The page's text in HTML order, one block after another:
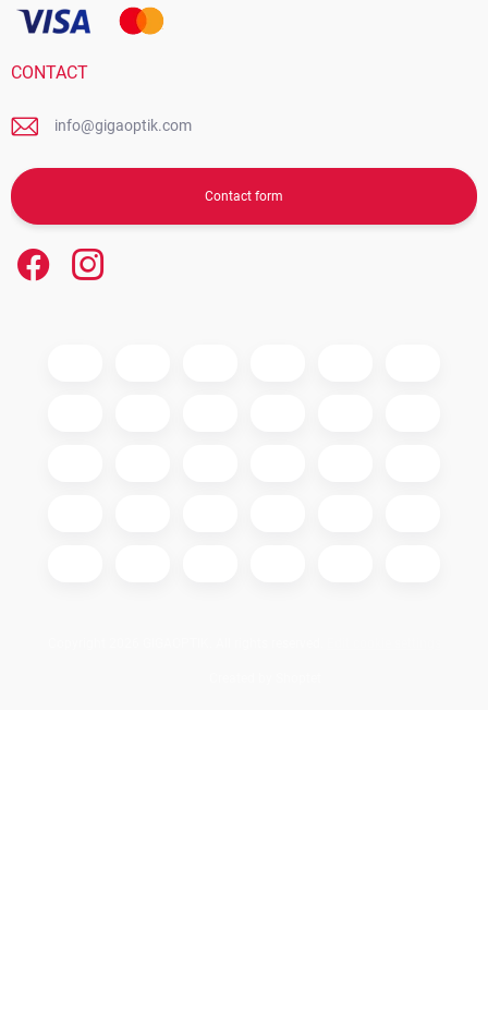
CONTACT
info@gigaoptik.com
Contact form